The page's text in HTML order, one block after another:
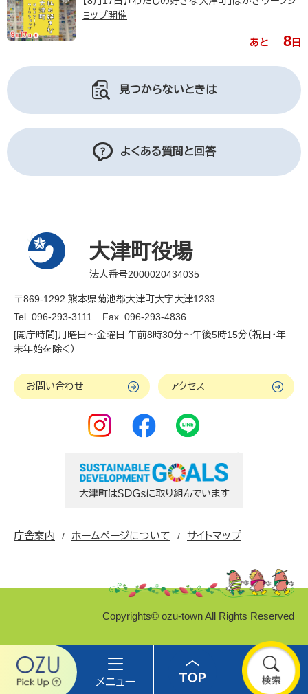
Ozu
ョップ開催
あと 8日
見つからないときは
よくある質問と回答
大津町役場
法人番号2000020434035
〒869-1292 熊本県菊池郡大津町大字大津1233
Tel. 096-293-3111
Fax. 096-293-4836
[開庁時間]月曜日～金曜日 午前8時30分～午後5時15分（祝日・年
末年始を除く）
お問い合わせ アクセス
庁舎案内 ホームページについて サイトマップ
Copyrights© ozu-town All Rights Reserved